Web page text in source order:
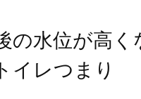
の水位が高
イレつまり